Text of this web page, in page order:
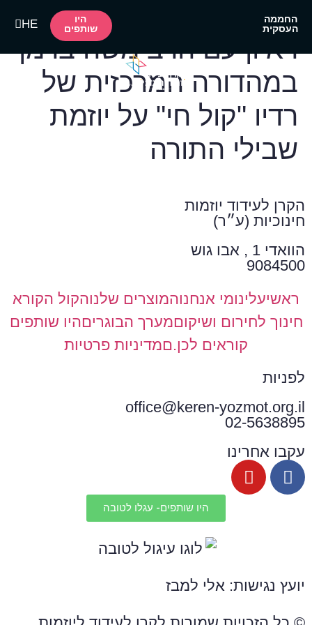
החממה
העסקית
היו
שותפים
HE
AR
ראיון עם הרב משה ברמן
במהדורה המרכזית של
רדיו "קול חי" על יוזמת
שבילי התורה
הקרן לעידוד יוזמות
חינוכיות (ע״ר)
הוואדי 1 , אבו גוש
9084500
ראשיעלינומי אנחנוהמוצרים שלנוהקול הקורא
חינוך לחירום ושיקוםמערך הבוגריםהיו שותפים
קוראים לכן.םמדיניות פרטיות
לפניות
office@keren-yozmot.org.il
02-5638895
עקבו אחרינו
היו שותפים- עגלו לטובה
יועץ נגישות: אלי למבז